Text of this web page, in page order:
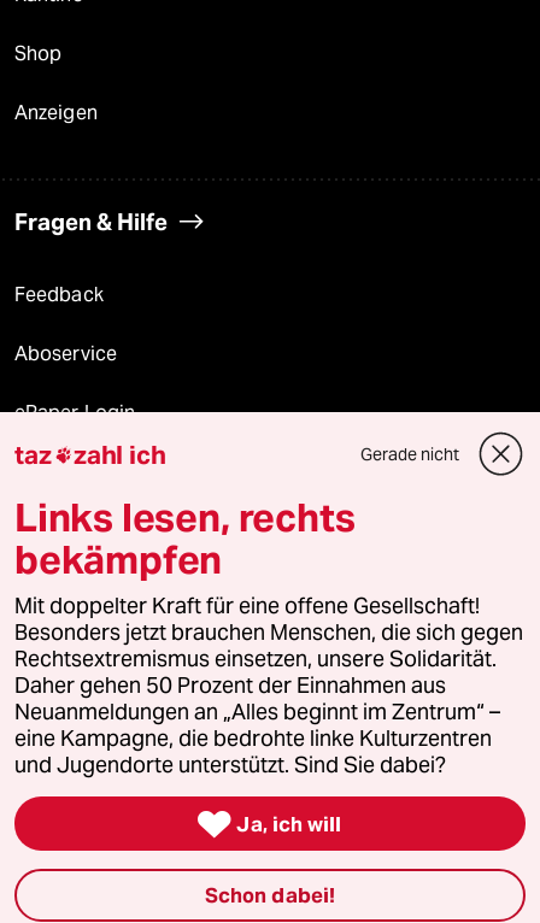
Shop
Anzeigen
Fragen & Hilfe
Feedback
Aboservice
ePaper Login
Downloads für Abonnierende
© 2026 taz Verlags und Vertriebs GmbH
Alle Rechte vorbehalten. Bei rechtlichen Fragen oder für Genehmigungen
wenden Sie sich bitte an
lizenzen@taz.de
Feedback Redaktionsstatut Kommune-Richtlinien
Leitlinie Informant Datenschutz Impressum AGB
Seitenwende Einwilligungen widerrufen (Ads)
taz zahl ich Gerade nicht
Links lesen, rechts
bekämpfen
Mit doppelter Kraft für eine offene Gesellschaft!
Besonders jetzt brauchen Menschen, die sich gegen
Rechtsextremismus einsetzen, unsere Solidarität.
Daher gehen 50 Prozent der Einnahmen aus
Neuanmeldungen an „Alles beginnt im Zentrum“ –
eine Kampagne, die bedrohte linke Kulturzentren
und Jugendorte unterstützt. Sind Sie dabei?
 Ja, ich will
Schon dabei!